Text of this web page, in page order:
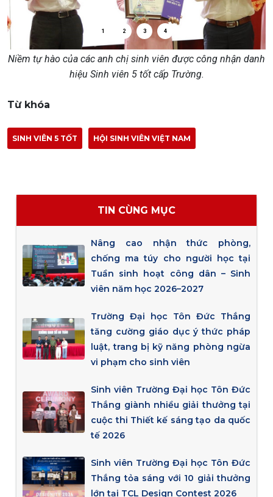
1 2 3 4
Niềm tự hào của các anh chị sinh viên được công nhận danh
hiệu Sinh viên 5 tốt cấp Trường.
Từ khóa
SINH VIÊN 5 TỐT HỘI SINH VIÊN VIỆT NAM
TIN CÙNG MỤC
Nâng cao nhận thức phòng,
chống ma túy cho người học tại
Tuần sinh hoạt công dân – Sinh
viên năm học 2026–2027
Trường Đại học Tôn Đức Thắng
tăng cường giáo dục ý thức pháp
luật, trang bị kỹ năng phòng ngừa
vi phạm cho sinh viên
Sinh viên Trường Đại học Tôn Đức
Thắng giành nhiều giải thưởng tại
cuộc thi Thiết kế sáng tạo da quốc
tế 2026
Sinh viên Trường Đại học Tôn Đức
Thắng tỏa sáng với 10 giải thưởng
lớn tại TCL Design Contest 2026